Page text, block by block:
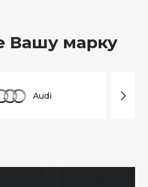
Вашу марку
Audi